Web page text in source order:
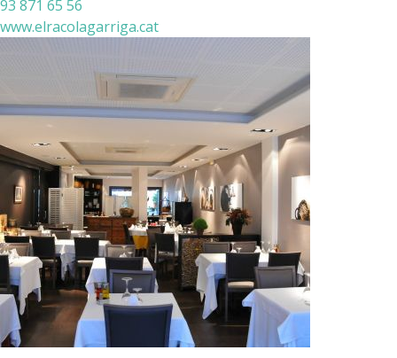
93 871 65 56
www.elracolagarriga.cat